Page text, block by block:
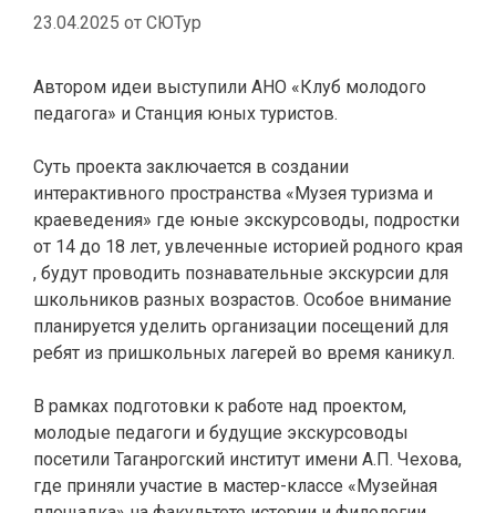
23.04.2025 от СЮТур
Автором идеи выступили АНО «Клуб молодого
педагога» и Станция юных туристов.
Суть проекта заключается в создании
интерактивного пространства «Музея туризма и
краеведения» где юные экскурсоводы, подростки
от 14 до 18 лет, увлеченные историей родного края
, будут проводить познавательные экскурсии для
школьников разных возрастов. Особое внимание
планируется уделить организации посещений для
ребят из пришкольных лагерей во время каникул.
В рамках подготовки к работе над проектом,
молодые педагоги и будущие экскурсоводы
посетили Таганрогский институт имени А.П. Чехова,
где приняли участие в мастер-классе «Музейная